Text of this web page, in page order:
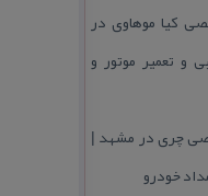
كیا موهاوی در
و تعمیر موتور و
چری در مشهد |